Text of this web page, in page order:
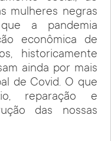
mulheres negras
a pandemia
econômica de
historicamente
ainda por mais
de Covid. O que
reparação e
das nossas